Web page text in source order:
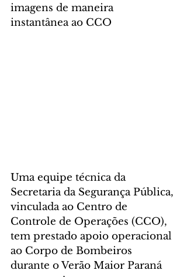
imagens de maneira
instantânea ao CCO
Uma equipe técnica da
Secretaria da Segurança Pública,
vinculada ao Centro de
Controle de Operações (CCO),
tem prestado apoio operacional
ao Corpo de Bombeiros
durante o Verão Maior Paraná